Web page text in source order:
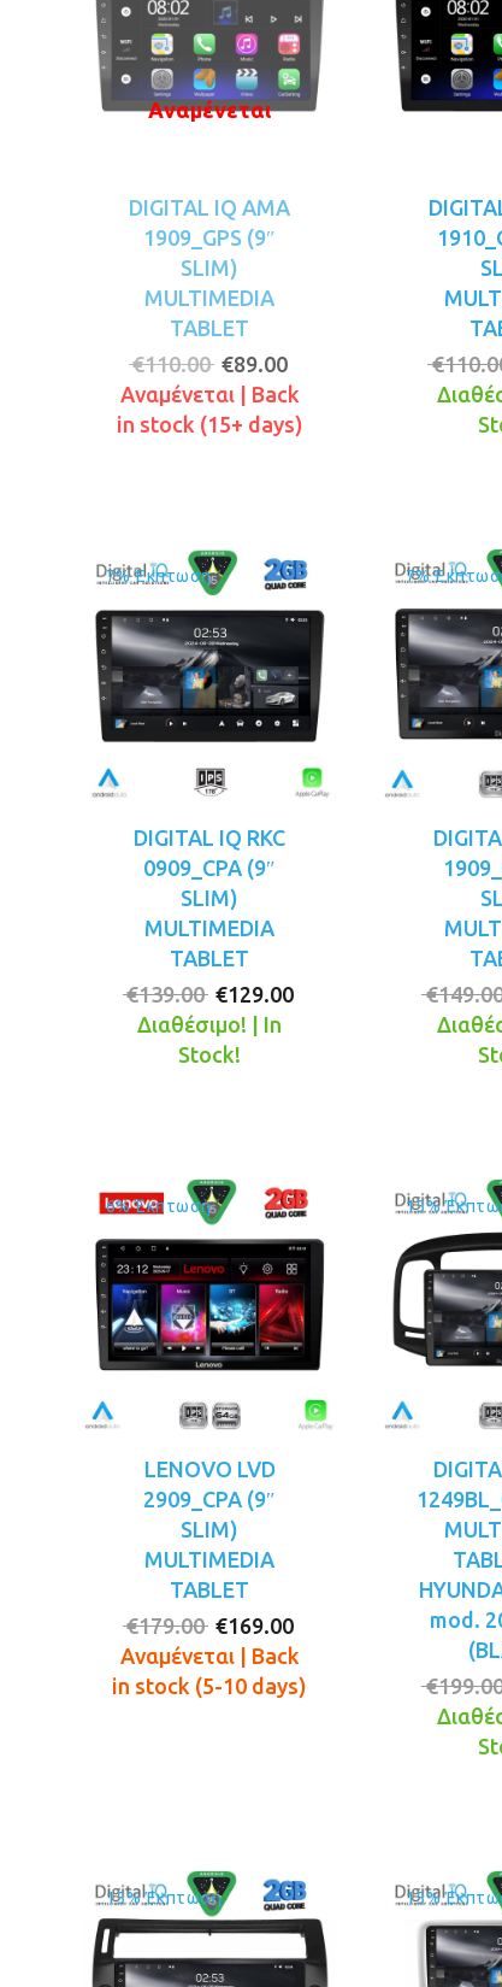
DIGITAL IQ AMA
1909_GPS (9″
SLIM)
MULTIMEDIA
TABLET
€110.00 Original
price
was:
€89.00
τρέχουσα
τιμή
Αναμένεται | Back
in stock (15+ days)
Αναμένεται
€
7% Έκπτωση
DIGITAL IQ RKC
0909_CPA (9″
SLIM)
MULTIMEDIA
TABLET
€139.00 Original
price
was:
€129.00
Διαθέσιμο! | In
Stock!
7%
€
6% Έκπτωση
LENOVO LVD
2909_CPA (9″
SLIM)
MULTIMEDIA
TABLET
€179.00 Original
price
was:
€169.00
τρέχουσα
τιμή
Αναμένεται | Back
in stock (5-10 days)
15%
mod.
€
15% Έκπτωση 15%